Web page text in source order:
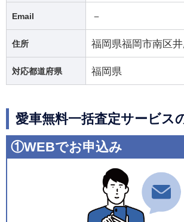
Email －
住所 福岡県福岡市南区
対応都道府県 福岡県
愛車無料一括査定サービス
①WEBでお申込み